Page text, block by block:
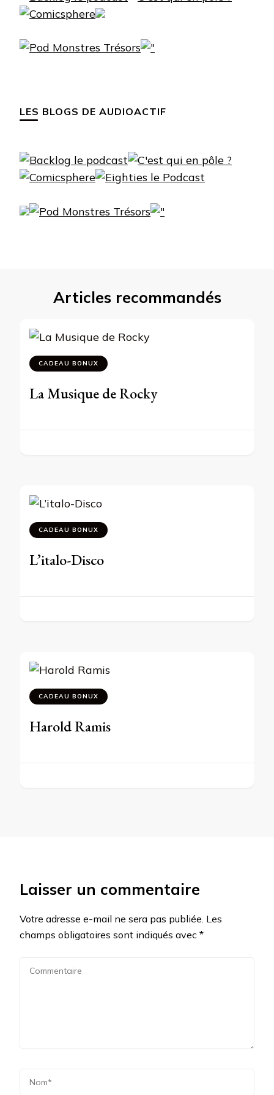
LES BLOGS DE AUDIOACTIF
Articles recommandés
CADEAU BONUX
La Musique de Rocky
CADEAU BONUX
L’italo-Disco
CADEAU BONUX
Harold Ramis
Laisser un commentaire
Votre adresse e-mail ne sera pas publiée. Les
champs obligatoires sont indiqués avec *